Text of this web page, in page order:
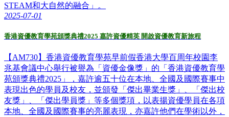
STEAM和大自然的融合」。
2025-07-01
香港資優教育學苑頒獎典禮2025 嘉許資優精英 開啟資優教育新旅程
【AM730】香港資優教育學苑早前假香港大學百周年校園李
兆基會議中心舉行被譽為「資優金像獎」的「香港資優教育學
苑頒獎典禮2025」，嘉許逾五十位在本地、全國及國際賽事中
表現出色的學員及校友，並頒發「傑出畢業生獎」、「傑出校
友獎」、「傑出學員獎」等多個獎項，以表揚資優學員在各項
本地、全國及國際賽事的亮麗表現，亦嘉許他們在學術以外，